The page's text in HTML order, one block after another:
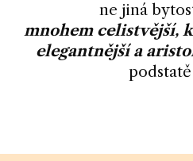
ne jiná
mnohem celistvější,
elegantnější a